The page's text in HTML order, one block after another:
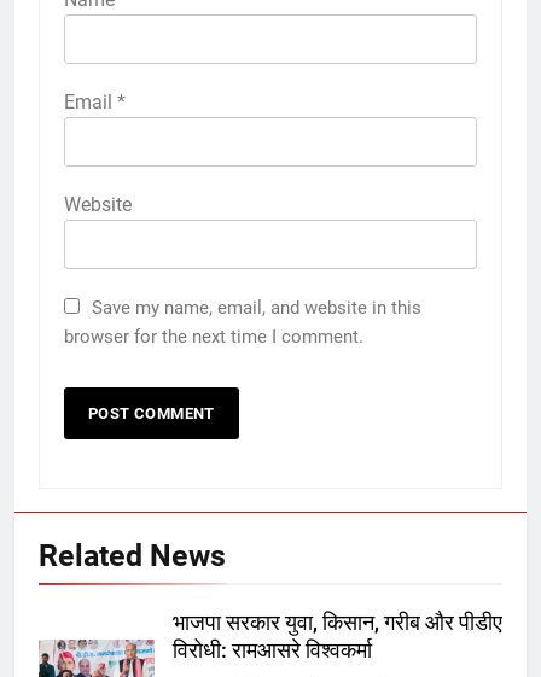
Email *
Website
Save my name, email, and website in this
browser for the next time I comment.
Related News
भाजपा सरकार युवा, किसान, गरीब और पीडीए
विरोधी: रामआसरे विश्वकर्मा